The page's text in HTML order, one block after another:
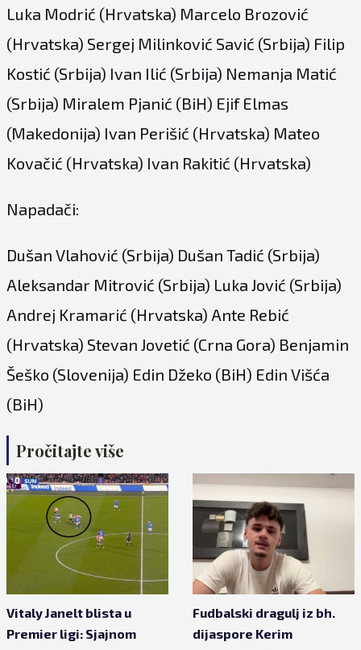
Luka Modrić (Hrvatska) Marcelo Brozović
(Hrvatska) Sergej Milinković Savić (Srbija) Filip
Kostić (Srbija) Ivan Ilić (Srbija) Nemanja Matić
(Srbija) Miralem Pjanić (BiH) Ejif Elmas
(Makedonija) Ivan Perišić (Hrvatska) Mateo
Kovačić (Hrvatska) Ivan Rakitić (Hrvatska)
Napadači:
Dušan Vlahović (Srbija) Dušan Tadić (Srbija)
Aleksandar Mitrović (Srbija) Luka Jović (Srbija)
Andrej Kramarić (Hrvatska) Ante Rebić
(Hrvatska) Stevan Jovetić (Crna Gora) Benjamin
Šeško (Slovenija) Edin Džeko (BiH) Edin Višća
(BiH)
Pročitajte više
Vitaly Janelt blista u
Premier ligi: Sjajnom
Fudbalski dragulj iz bh.
dijaspore Kerim